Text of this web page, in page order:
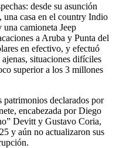
desde su asunción
casa en el country Indio
camioneta Jeep
a Aruba y Punta del
en efectivo, y efectuó
situaciones difíciles
superior a los 3 millones
patrimonios declarados por
encabezada por Diego
Devitt y Gustavo Coria,
y aún no actualizaron sus